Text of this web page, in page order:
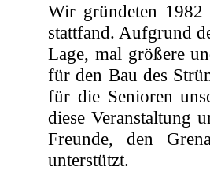
Wir gründeten 1982
stattfand. Aufgrund
Lage, mal größere
für den Bau des
für die Senioren
diese Veranstaltung
Freunde, den
unterstützt.